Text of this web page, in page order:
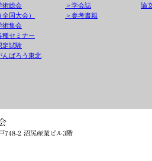
術総会
国大会）
術集会
種セミナー
定試験
んばろう東北
＞学会誌
＞参考書籍
論